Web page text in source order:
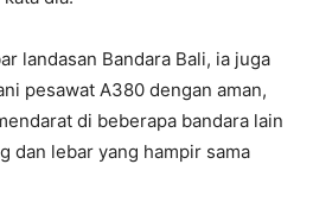
landasan Bandara Bali, ia juga
pesawat A380 dengan aman,
di beberapa bandara lain
dan lebar yang hampir sama